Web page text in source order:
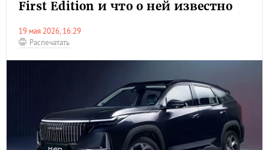
First Edition и что о ней известно
19 мая 2026, 16:29
Распечатать